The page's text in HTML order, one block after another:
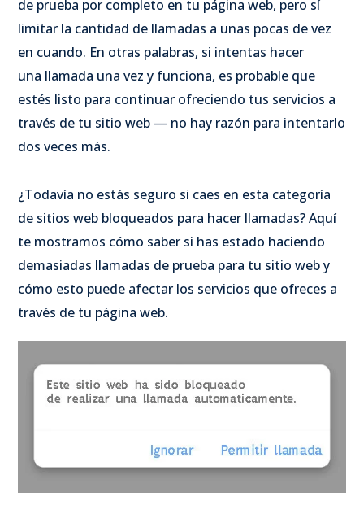
de prueba por completo en tu página web, pero sí
limitar la cantidad de llamadas a unas pocas de vez
en cuando. En otras palabras, si intentas hacer
una llamada una vez y funciona, es probable que
estés listo para continuar ofreciendo tus servicios a
través de tu sitio web — no hay razón para intentarlo
dos veces más.
¿Todavía no estás seguro si caes en esta categoría
de sitios web bloqueados para hacer llamadas? Aquí
te mostramos cómo saber si has estado haciendo
demasiadas llamadas de prueba para tu sitio web y
cómo esto puede afectar los servicios que ofreces a
través de tu página web.